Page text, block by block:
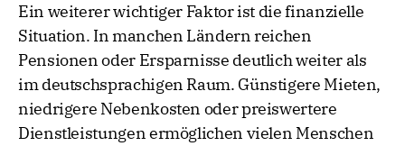
Ein weiterer wichtiger Faktor ist die finanzielle
Situation. In manchen Ländern reichen
Pensionen oder Ersparnisse deutlich weiter als
im deutschsprachigen Raum. Günstigere Mieten,
niedrigere Nebenkosten oder preiswertere
Dienstleistungen ermöglichen vielen Menschen